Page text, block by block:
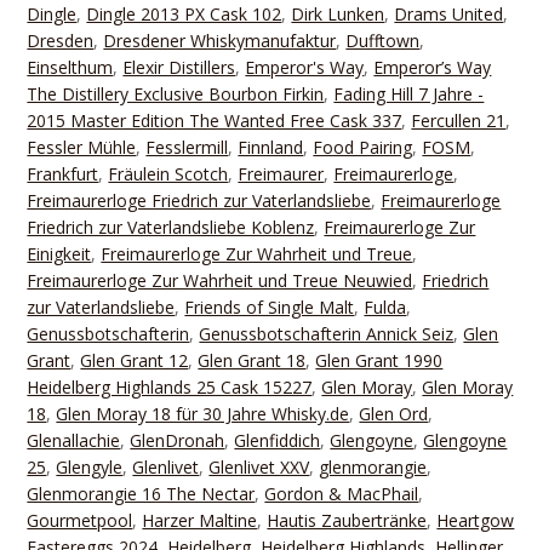
Dingle, Dingle 2013 PX Cask 102, Dirk Lunken, Drams United,
Dresden, Dresdener Whiskymanufaktur, Dufftown,
Einselthum, Elexir Distillers, Emperor's Way, Emperor’s Way
The Distillery Exclusive Bourbon Firkin, Fading Hill 7 Jahre -
2015 Master Edition The Wanted Free Cask 337, Fercullen 21 ,
Fessler Mühle, Fesslermill, Finnland, Food Pairing, FOSM,
Frankfurt, Fräulein Scotch, Freimaurer, Freimaurerloge,
Freimaurerloge Friedrich zur Vaterlandsliebe, Freimaurerloge
Friedrich zur Vaterlandsliebe Koblenz, Freimaurerloge Zur
Einigkeit, Freimaurerloge Zur Wahrheit und Treue,
Freimaurerloge Zur Wahrheit und Treue Neuwied, Friedrich
zur Vaterlandsliebe, Friends of Single Malt, Fulda,
Genussbotschafterin,Genussbotschafterin Annick Seiz,Glen
Grant,Glen Grant 12,Glen Grant 18,Glen Grant 1990
Heidelberg Highlands 25 Cask 15227,Glen Moray,Glen Moray
18,Glen Moray 18 für 30 Jahre Whisky.de,Glen Ord,
Glenallachie,GlenDronah,Glenfiddich,Glengoyne,Glengoyne
25,Glengyle,Glenlivet,Glenlivet XXV, glenmorangie,
Glenmorangie 16 The Nectar,Gordon & MacPhail,
Gourmetpool, Harzer Maltine, Hautis Zaubertränke, Heartgow